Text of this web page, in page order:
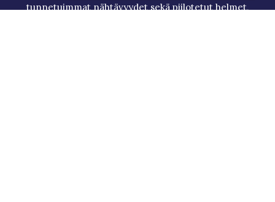
tunnetuimmat nähtävyydet sekä piilotetut helmet,